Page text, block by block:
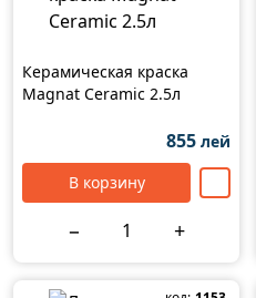
Керамическая краска
Magnat Ceramic 2.5л
855 лей
В корзину
− +